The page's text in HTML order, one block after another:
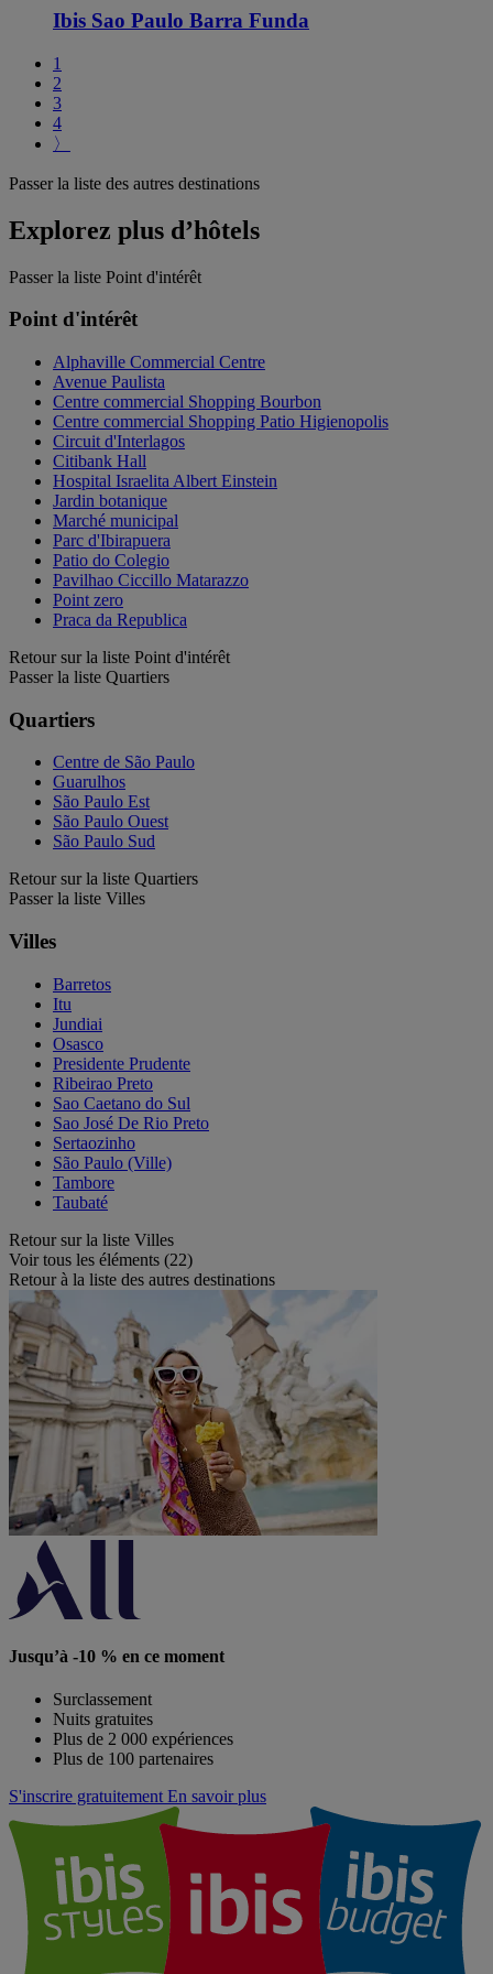
Ibis Sao Paulo Barra Funda
1
2
3
4
〉
Passer la liste des autres destinations
Explorez plus d’hôtels
Passer la liste Point d'intérêt
Point d'intérêt
Alphaville Commercial Centre
Avenue Paulista
Centre commercial Shopping Bourbon
Centre commercial Shopping Patio Higienopolis
Circuit d'Interlagos
Citibank Hall
Hospital Israelita Albert Einstein
Jardin botanique
Marché municipal
Parc d'Ibirapuera
Patio do Colegio
Pavilhao Ciccillo Matarazzo
Point zero
Praca da Republica
Retour sur la liste Point d'intérêt
Passer la liste Quartiers
Quartiers
Centre de São Paulo
Guarulhos
São Paulo Est
São Paulo Ouest
São Paulo Sud
Retour sur la liste Quartiers
Passer la liste Villes
Villes
Barretos
Itu
Jundiai
Osasco
Presidente Prudente
Ribeirao Preto
Sao Caetano do Sul
Sao José De Rio Preto
Sertaozinho
São Paulo (Ville)
Tambore
Taubaté
Retour sur la liste Villes
Voir tous les éléments (22)
Retour à la liste des autres destinations
Jusqu’à -10 % en ce moment
Surclassement
Nuits gratuites
Plus de 2 000 expériences
Plus de 100 partenaires
S'inscrire gratuitement En savoir plus